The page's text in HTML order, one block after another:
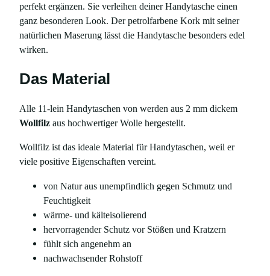
e
m
t
e
t
f
ü
perfekt ergänzen. Sie verleihen deiner Handytasche einen
ganz besonderen Look. Der petrolfarbene Kork mit seiner
natürlichen Maserung lässt die Handytasche besonders edel
wirken.
Das Material
Alle 11-lein Handytaschen von werden aus 2 mm dickem
Wollfilz aus hochwertiger Wolle hergestellt.
Wollfilz ist das ideale Material für Handytaschen, weil er
viele positive Eigenschaften vereint.
von Natur aus unempfindlich gegen Schmutz und
Feuchtigkeit
wärme- und kälteisolierend
hervorragender Schutz vor Stößen und Kratzern
fühlt sich angenehm an
nachwachsender Rohstoff